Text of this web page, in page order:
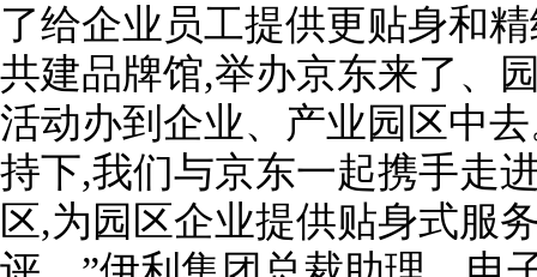
了给企业员工提供更贴身和
共建品牌馆,举办京东来了、
活动办到企业、产业园区中
持下,我们与京东一起携手走
区,为园区企业提供贴身式服